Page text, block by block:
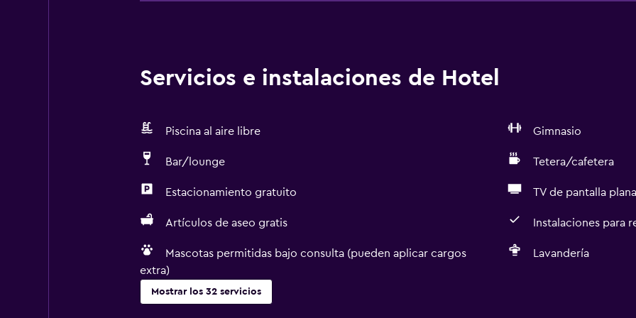
Servicios e instalaciones de Hotel
Piscina al aire libre Gimnasio
Bar/lounge Tetera/cafetera
Estacionamiento gratuito TV de pantalla plana
Artículos de aseo gratis Instalaciones para
Mascotas permitidas bajo consulta (pueden aplicar cargos
extra)
Lavandería
Mostrar los 32 servicios